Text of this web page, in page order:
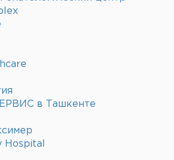
в Ташкенте
Hospital